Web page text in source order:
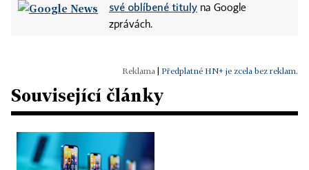
své oblíbené tituly na Google
zprávách.
Předplatné HN+ je zcela bez reklam.
Související články